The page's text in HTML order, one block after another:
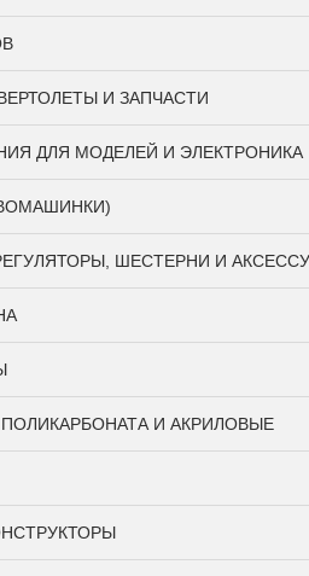
И ЗАПЧАСТИ
ДЛЯ МОДЕЛЕЙ И ЭЛЕКТРОНИКА
ШЕСТЕРНИ И
ПОЛИКАРБОНАТА И АКРИЛОВЫЕ